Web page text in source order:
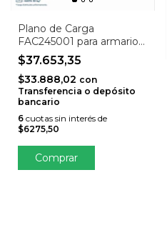
Plano de Carga
FAC245001 para armarios
FAA1800
$37.653,35
$33.888,02 con
Transferencia o depósito
bancario
6 cuotas sin interés de
$6275,50